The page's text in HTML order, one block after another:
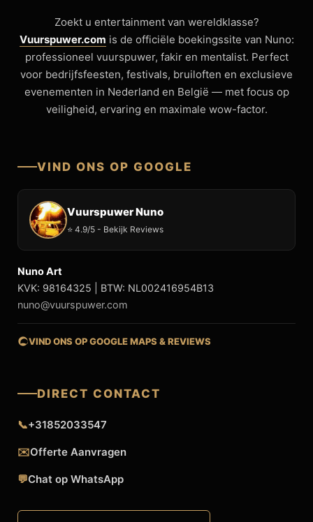
Zoekt u entertainment van wereldklasse?
Vuurspuwer.com is de officiële boekingssite van Nuno:
professioneel vuurspuwer, fakir en mentalist. Perfect
voor bedrijfsfeesten, festivals, bruiloften en exclusieve
evenementen in Nederland en België — met focus op
veiligheid, ervaring en maximale wow-factor.
VIND ONS OP GOOGLE
Vuurspuwer Nuno
⭐ 4.9/5 - Bekijk Reviews
Nuno Art
KVK: 98164325 | BTW: NL002416954B13
nuno@vuurspuwer.com
VIND ONS OP GOOGLE MAPS & REVIEWS
DIRECT CONTACT
📞+31852033547
✉️Offerte Aanvragen
💬Chat op WhatsApp